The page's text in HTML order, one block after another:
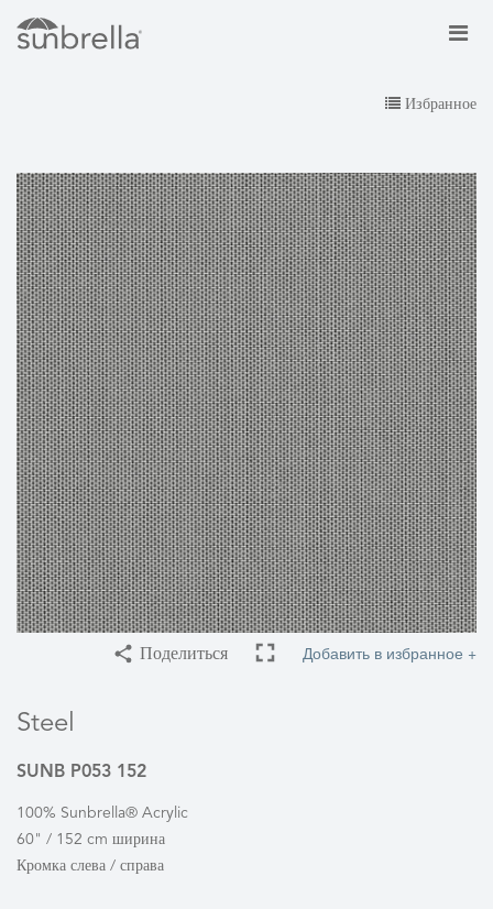
Избранное
Поделиться Добавить в избранное +
Steel
SUNB P053 152
100% Sunbrella® Acrylic
60" / 152 cm ширина
Кромка слева / справа